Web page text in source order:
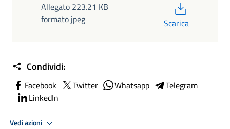
Allegato 223.21 KB
formato jpeg
Scarica
Condividi:
Facebook Twitter Whatsapp
Telegram
LinkedIn
Vedi azioni